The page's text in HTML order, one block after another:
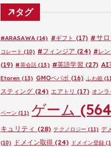
ゴ
リ
タグ
#ARASAWA(14) #ギフト (17) #サロ
コレート (10) #フィンジア (24) #レン
(19) #英会話 (13) #英語学習 (27) AI
Etoren (13) GMOペパボ (16) ふわ姫
スティング (24) エアトリ (17) オン
ペーン (11) ゲーム
キュリティ (28) テクノロジー (11) デ
(10)
ドメイン取得 (24) ドメイン登録